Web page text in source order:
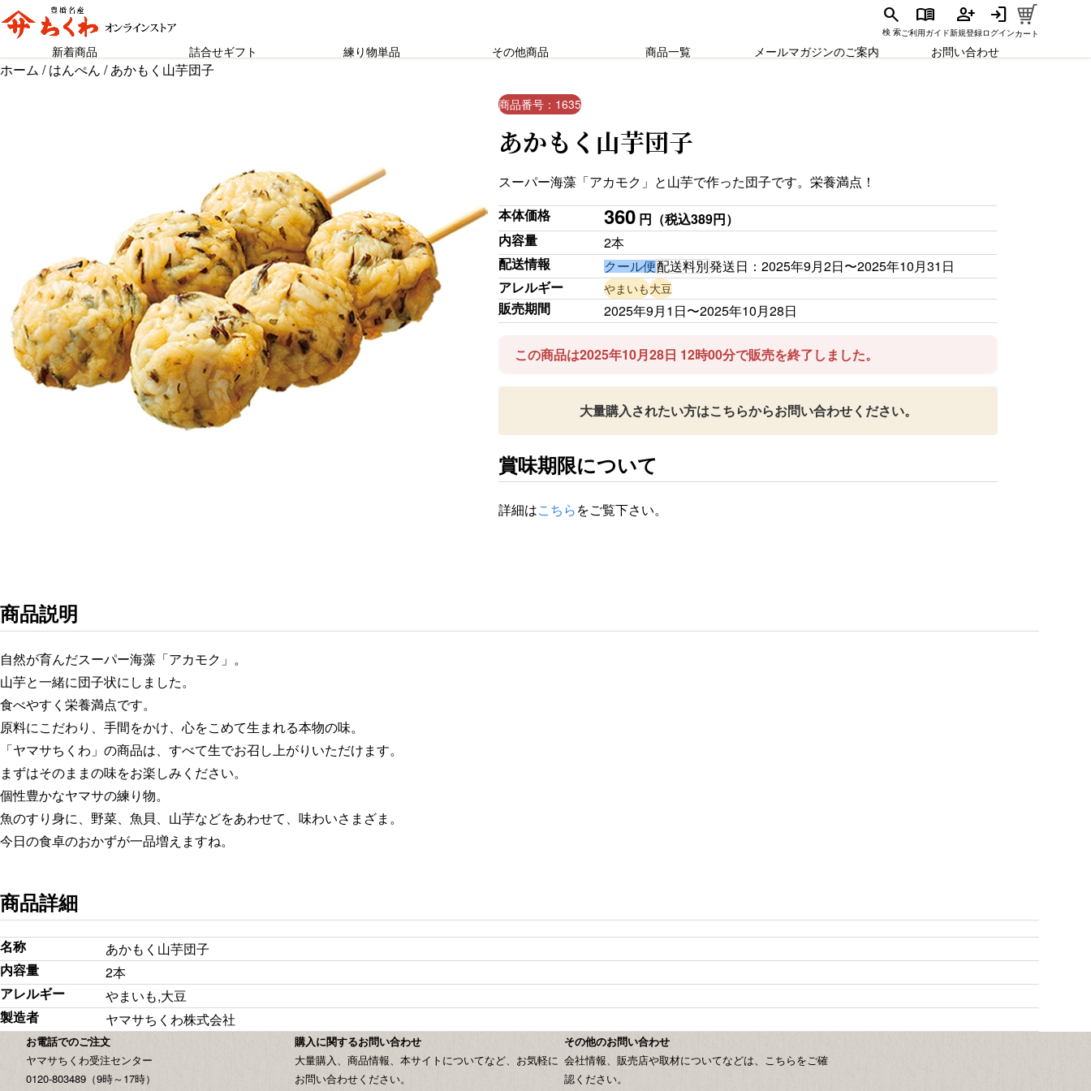
search
検 索
menu_book
ご利用ガイド
person_add
新規登録
login
ログインカート
新着商品 詰合せギフト 練り物単品 その他商品 商品一覧 メールマガジンのご案内 お問い合わせ
ホーム /はんぺん / あかもく山芋団子
商品番号：1635
あかもく山芋団子
スーパー海藻「アカモク」と山芋で作った団子です。栄養満点！
本体価格
360 円 （税込389円）
内容量
2本
配送情報
クール便配送料別発送日：2025年9月2日〜2025年10月31日
アレルギー
やまいも大豆
販売期間 2025年9月1日〜2025年10月28日
この商品は2025年10月28日 12時00分で販売を終了しました。
大量購入されたい方はこちらからお問い合わせください。
賞味期限について
詳細はこちらをご覧下さい。
商品説明
自然が育んだスーパー海藻「アカモク」。
山芋と一緒に団子状にしました。
食べやすく栄養満点です。
原料にこだわり、手間をかけ、心をこめて生まれる本物の味。
「ヤマサちくわ」の商品は、すべて生でお召し上がりいただけます。
まずはそのままの味をお楽しみください。
個性豊かなヤマサの練り物。
魚のすり身に、野菜、魚貝、山芋などをあわせて、味わいさまざま。
今日の食卓のおかずが一品増えますね。
商品詳細
名称
あかもく山芋団子
内容量
2本
アレルギー
やまいも,大豆
製造者
ヤマサちくわ株式会社
お電話でのご注文
ヤマサちくわ受注センター
0120-803489（9時～17時）
購入に関するお問い合わせ
大量購入、商品情報、本サイトについてなど、お気軽に
お問い合わせください。
その他のお問い合わせ
会社情報、販売店や取材についてなどは、こちらをご確
認ください。